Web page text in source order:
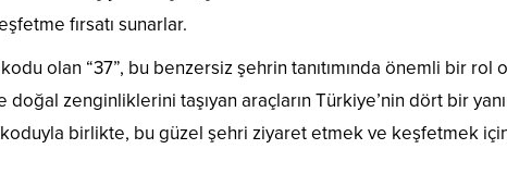
fırsatı sunarlar.
olan “37”, bu benzersiz şehrin tanıtımında önemli bir rol
zenginliklerini taşıyan araçların Türkiye’nin dört bir
birlikte, bu güzel şehri ziyaret etmek ve keşfetmek